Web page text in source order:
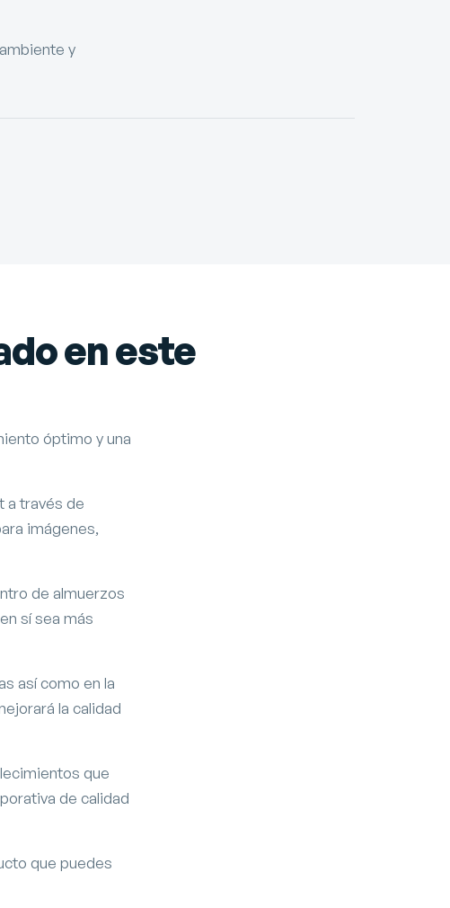
y
en este
óptimo y una
a través de
imágenes,
de almuerzos
sí sea más
así como en la
la calidad
que
de calidad
que puedes